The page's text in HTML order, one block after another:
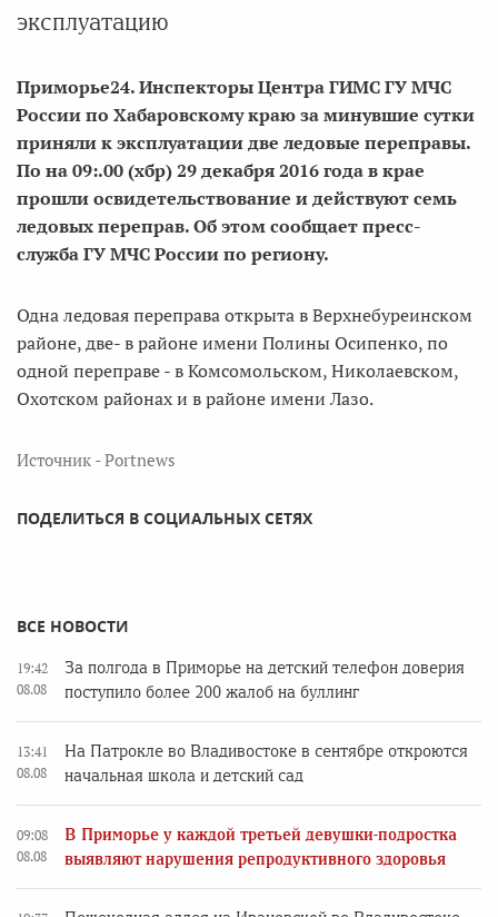
эксплуатацию
Приморье24. Инспекторы Центра ГИМС ГУ МЧС
России по Хабаровскому краю за минувшие сутки
приняли к эксплуатации две ледовые переправы.
По на 09:.00 (хбр) 29 декабря 2016 года в крае
прошли освидетельствование и действуют семь
ледовых переправ. Об этом сообщает пресс-
служба ГУ МЧС России по региону.
Одна ледовая переправа открыта в Верхнебуреинском
районе, две- в районе имени Полины Осипенко, по
одной переправе - в Комсомольском, Николаевском,
Охотском районах и в районе имени Лазо.
Источник - Portnews
ПОДЕЛИТЬСЯ В СОЦИАЛЬНЫХ СЕТЯХ
ВСЕ НОВОСТИ
19:42
08.08
За полгода в Приморье на детский телефон доверия
поступило более 200 жалоб на буллинг
13:41
08.08
На Патрокле во Владивостоке в сентябре откроются
начальная школа и детский сад
09:08
08.08
В Приморье у каждой третьей девушки-подростка
выявляют нарушения репродуктивного здоровья